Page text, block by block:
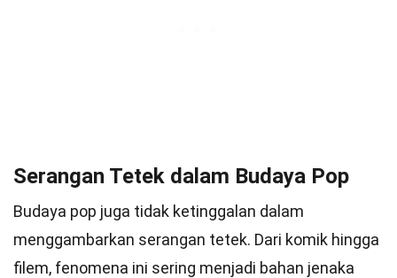
Serangan Tetek dalam Budaya Pop
Budaya pop juga tidak ketinggalan dalam
menggambarkan serangan tetek. Dari komik hingga
filem, fenomena ini sering menjadi bahan jenaka